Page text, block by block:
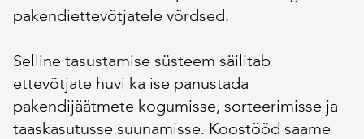
pakendiettevõtjatele võrdsed.
Selline tasustamise süsteem säilitab
ettevõtjate huvi ka ise panustada
pakendijäätmete kogumisse, sorteerimisse ja
taaskasutusse suunamisse. Koostööd saame